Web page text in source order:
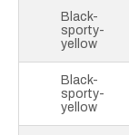
Black-
sporty-
yellow
Black-
sporty-
yellow